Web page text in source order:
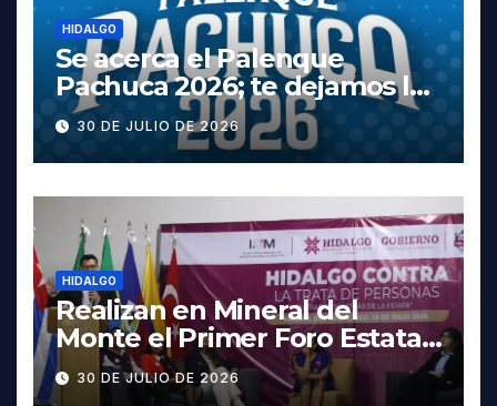
HIDALGO
Se acerca el Palenque
Pachuca 2026; te dejamos la
cartelera completa, las
fechas y los precios
30 DE JULIO DE 2026
HIDALGO
Realizan en Mineral del
Monte el Primer Foro Estatal
contra la Trata de Personas
30 DE JULIO DE 2026